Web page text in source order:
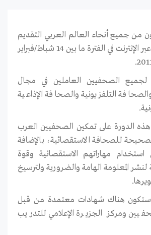
من جميع أنحاء العالم العربي التقديم
على دورة تدريبية عبر الإنترنت في الفترة ما بين 14 شباط/فبراير
لجميع الصحفيين العاملين في مجال
التلفزيونية والصحافة الإذاعية
هذه الدورة على تمكين الصحفيين العرب
للصحافة الاستقصائية، بالإضافة
مهاراتهم الاستقصائية وقوة
لنشر المعلومة الهامة والضرورية ولترسيخ
ستكون هناك شهادات معتمدة من قبل
ومركز الجزيرة الإعلامي للتدريب